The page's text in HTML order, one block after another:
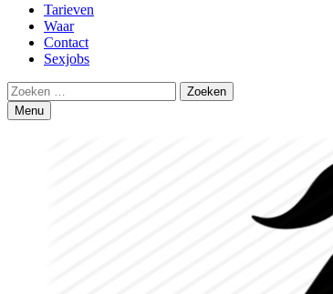
Tarieven
Waar
Contact
Sexjobs
Search
Zoeken
naar:
Menu